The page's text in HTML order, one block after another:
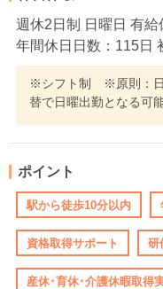
週休2日制 日曜日 有
年間休日日数：115日
※シフト制 ※原則：日
替で日曜出勤となる可
ポイント
駅から徒歩10分以内
資格取得サポート 研
産休･育休･介護休暇取得